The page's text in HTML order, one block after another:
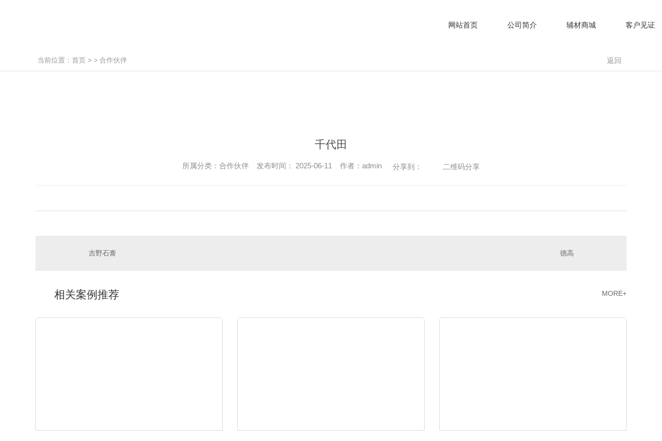
网站首页 公司简介 辅材商城德国贝德龙腻子 陕西
客户见证
当前位置： 首页 > > 合作伙伴 返回
千代田
所属分类：合作伙伴 发布时间： 2025-06-11 作者：admin 分享到： 二维码分享
吉野石膏 德高
相关案例推荐 MORE+